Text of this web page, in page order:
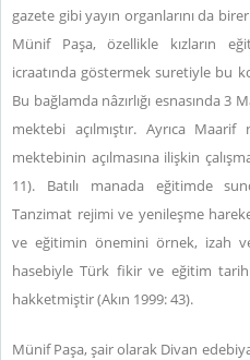
gazete gibi yayın organlarını da
Münif Paşa, özellikle kızların
icraatında göstermek suretiyle bu
Bu bağlamda nâzırlığı esnasında 3
mektebi açılmıştır. Ayrıca Maarif
mektebinin açılmasına ilişkin
11). Batılı manada eğitimde
Tanzimat rejimi ve yenileşme
ve eğitimin önemini örnek, izah
hasebiyle Türk fikir ve eğitim
hakketmiştir (Akın 1999: 43).
Münif Paşa, şair olarak Divan